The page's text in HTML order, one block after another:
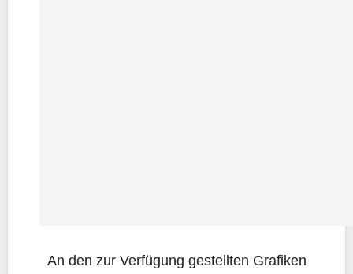
An den zur Ver­fü­gung gestell­ten Gra­fi­ken